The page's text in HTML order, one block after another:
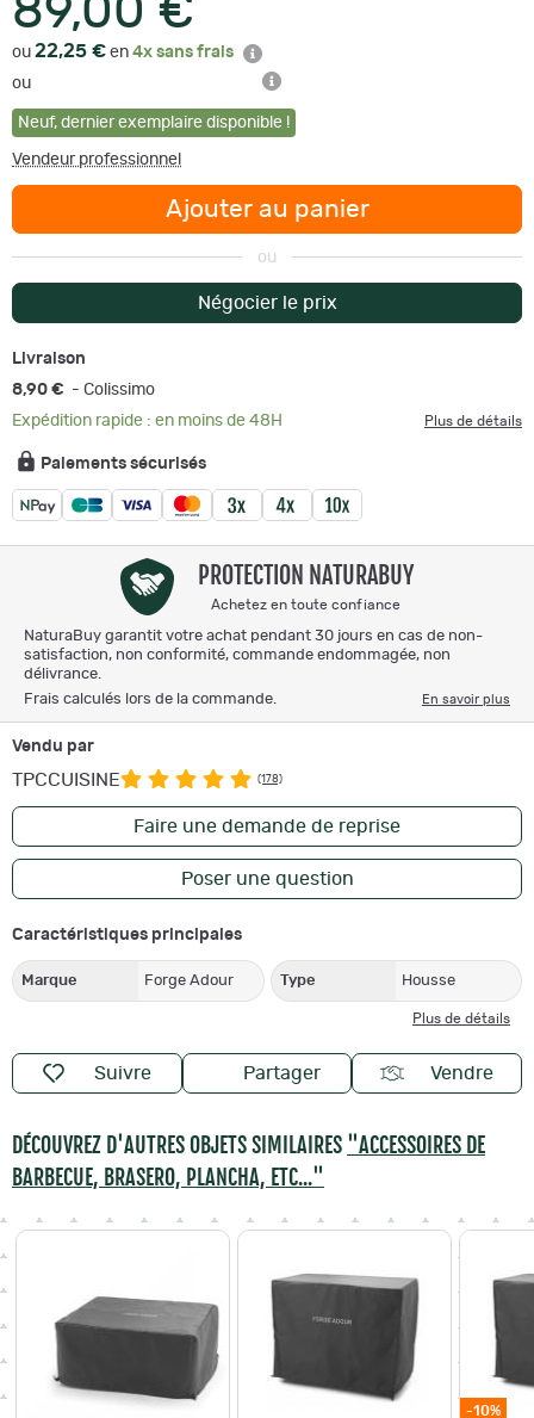
89,00 €
ou 22,25 € en 4x sans frais
ou
Neuf, dernier exemplaire disponible !
Vendeur professionnel
Ajouter au panier
ou
Négocier le prix
Livraison
8,90 € - Colissimo
Expédition rapide : en moins de 48H
Plus de détails
Paiements sécurisés
PROTECTION NATURABUY
Achetez en toute confiance
NaturaBuy garantit votre achat pendant 30 jours en cas de non-
satisfaction, non conformité, commande endommagée, non
délivrance.
Frais calculés lors de la commande.
En savoir plus
Vendu par
TPCCUISINE (178)
Faire une demande de reprise
Poser une question
Caractéristiques principales
Marque Forge Adour Type Housse
Plus de détails
Suivre Partager Vendre
DÉCOUVREZ D'AUTRES OBJETS SIMILAIRES "ACCESSOIRES DE
BARBECUE, BRASERO, PLANCHA, ETC..."
-10%